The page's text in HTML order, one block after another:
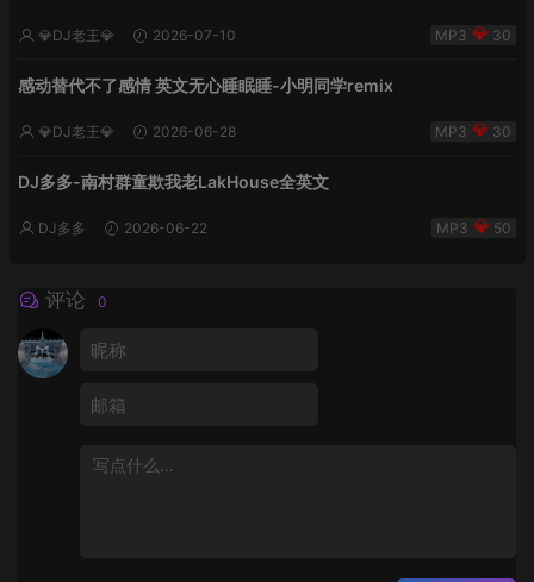
💎DJ老王💎 2026-07-10 30
感动替代不了感情 英文无心睡眠睡-小明同学remix
💎DJ老王💎 2026-06-28 30
DJ多多-南村群童欺我老LakHouse全英文
DJ多多 2026-06-22 50
评论 0